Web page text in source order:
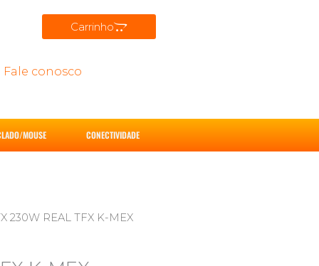
Carrinho
Fale conosco
MOUSE CONECTIVIDADE
230W REAL TFX K-MEX